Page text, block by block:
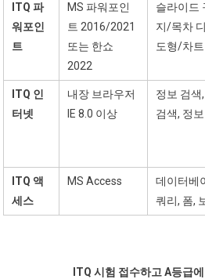
ITQ 파
워포인
트
MS 파워포인
트 2016/2021
또는 한쇼
2022
슬라이드
지/목차
도형/차
ITQ 인
터넷
내장 브라우저
IE 8.0 이상
정보 검색
검색, 정
ITQ 액
세스
MS Access
데이터베
쿼리, 폼,
ITQ 시험 접수하고 A등급